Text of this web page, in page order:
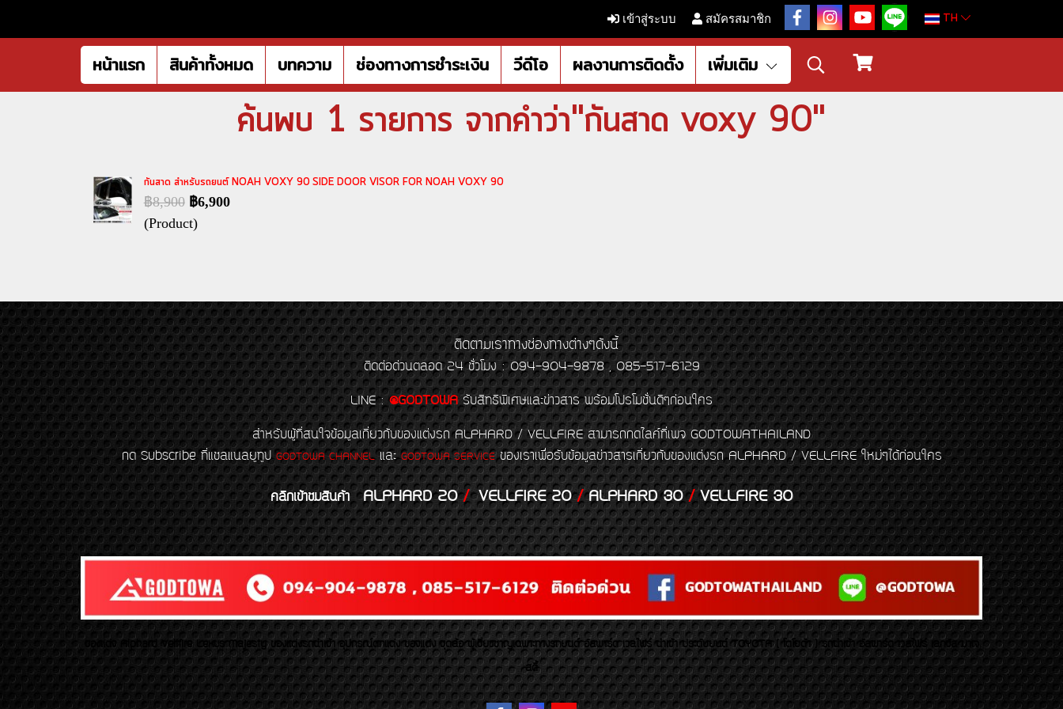
เข้าสู่ระบบ สมัครสมาชิก TH
หน้าแรก สินค้าทั้งหมด บทความ ช่องทางการชำระเงิน วีดีโอ ผลงานการติดตั้ง เพิ่มเติม
ค้นพบ 1 รายการ จากคำว่า"กันสาด voxy 90"
กันสาด สำหรับรถยนต์ NOAH VOXY 90 SIDE DOOR VISOR FOR NOAH VOXY 90
฿8,900 ฿6,900
(Product)
ติดตามเราทางช่องทางต่างๆดังนี้
ติดต่อด่วนตลอด 24 ชั่วโมง : 094-904-9878 , 085-517-6129
LINE : @GODTOWA รับสิทธิพิเศษและข่าวสาร พร้อมโปรโมชั่นดีๆก่อนใคร
สำหรับผู้ที่สนใจข้อมูลเกี่ยวกับของแต่งรถ ALPHARD / VELLFIRE สามารถกดไลค์ที่เพจ GODTOWATHAILAND
กด Subscribe ที่แชลแนลยูทูปGODTOWA CHANNELและGODTOWA SERVICEของเราเพื่อรับข้อมูลข่าวสารเกี่ยวกับของแต่งรถ ALPHARD / VELLFIRE ใหม่ๆได้ก่อนใคร
คลิกเข้าชมสินค้า ALPHARD 20/VELLFIRE 20/ALPHARD 30/VELLFIRE 30
ของเเต่ง Alphard Vellfire Lexus Majesty ของเเต่งรถนำเข้า อุปกรณ์ตกแต่ง ของแต่ง ชุดล้อ ผู้เชี่ยวชาญเฉพาะทางรถยนต์ อัลพาร์ด เวลไฟร์ นำเข้า ประดับยนต์ TOYOTA ( โตโยต้า ) รถนำเข้า อัลพาร์ด เวลไฟร์ เลกซัส มาเจ
สตี้